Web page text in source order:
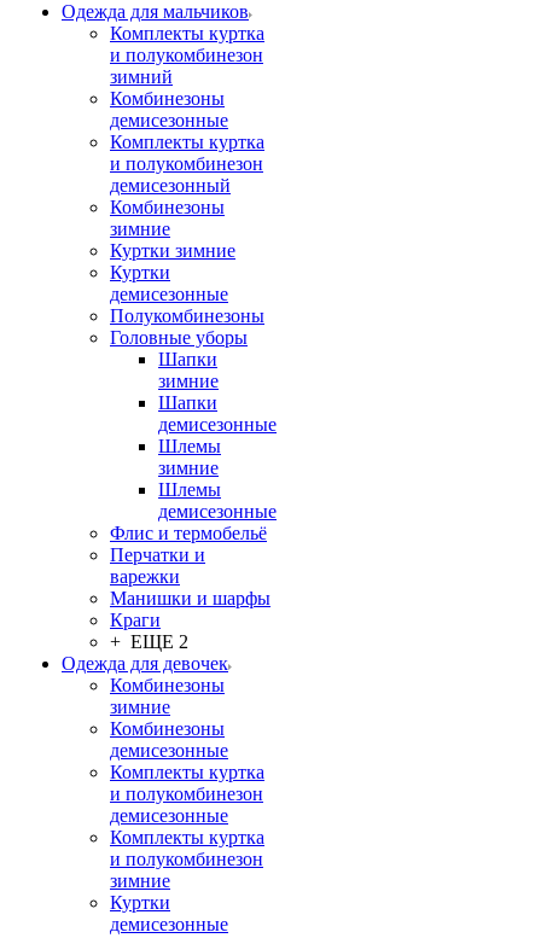
Одежда для мальчиков
Комплекты куртка
и полукомбинезон
зимний
Комбинезоны
демисезонные
Комплекты куртка
и полукомбинезон
демисезонный
Комбинезоны
зимние
Куртки зимние
Куртки
демисезонные
Полукомбинезоны
Головные уборы
Шапки
зимние
Шапки
демисезонные
Шлемы
зимние
Шлемы
демисезонные
Флис и термобельё
Перчатки и
варежки
Манишки и шарфы
Краги
+ ЕЩЕ 2
Одежда для девочек
Комбинезоны
зимние
Комбинезоны
демисезонные
Комплекты куртка
и полукомбинезон
демисезонные
Комплекты куртка
и полукомбинезон
зимние
Куртки
демисезонные